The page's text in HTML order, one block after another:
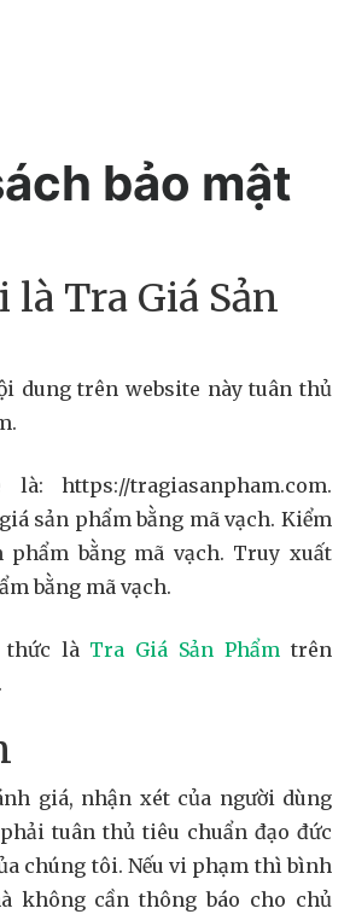
bảo mật
là Tra Giá Sản
dung trên website này tuân thủ
https://tragiasanpham.com.
sản phẩm bằng mã vạch. Kiểm
bằng mã vạch. Truy xuất
bằng mã vạch.
thức là Tra Giá Sản Phẩm trên
giá, nhận xét của người dùng
tuân thủ tiêu chuẩn đạo đức
chúng tôi. Nếu vi phạm thì bình
không cần thông báo cho chủ